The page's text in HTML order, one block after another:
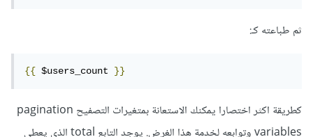
ثم طباعته كـ:
{{ $users_count }}
كطريقة اكثر اختصارا يمكنك الاستعانة بمتغيرات التصفيح pagination